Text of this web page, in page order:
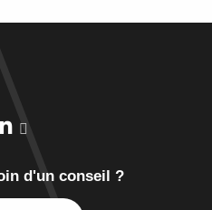
d'un conseil ?